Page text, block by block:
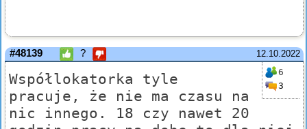
12.10.2022
#48139 ?
6
3
Współlokatorka tyle
pracuje, że nie ma czasu na
nic innego. 18 czy nawet 20